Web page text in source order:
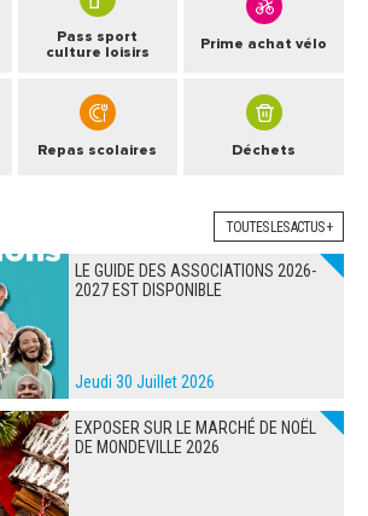
Pass sport
culture loisirs
Prime achat vélo
Repas scolaires Déchets
TOUTES LES ACTUS +
LE GUIDE DES ASSOCIATIONS 2026-
2027 EST DISPONIBLE
Jeudi 30 Juillet 2026
EXPOSER SUR LE MARCHÉ DE NOËL
DE MONDEVILLE 2026